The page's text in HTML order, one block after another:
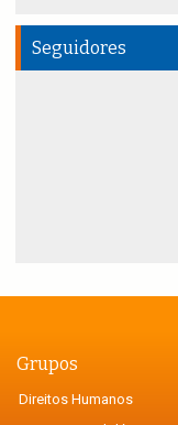
Seguidores
Grupos
Direitos Humanos